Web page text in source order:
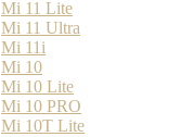
Mi 11 Lite
Mi 11 Ultra
Mi 11i
Mi 10
Mi 10 Lite
Mi 10 PRO
Mi 10T Lite